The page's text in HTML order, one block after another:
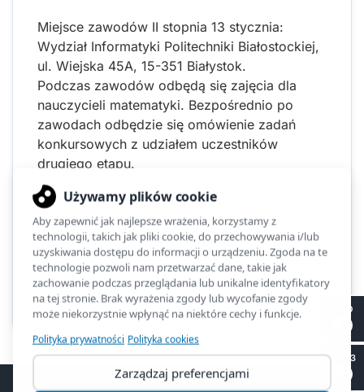
Miejsce zawodów II stopnia 13 stycznia:
Wydział Informatyki Politechniki Białostockiej,
ul. Wiejska 45A, 15-351 Białystok.
Podczas zawodów odbędą się zajęcia dla
nauczycieli matematyki. Bezpośrednio po
zawodach odbędzie się omówienie zadań
konkursowych z udziałem uczestników
drugiego etapu.
Dariusz Bossowski dyrektor szkoły
Kliknięć: 1244
Poprzednia Następna
II LO
SP 53